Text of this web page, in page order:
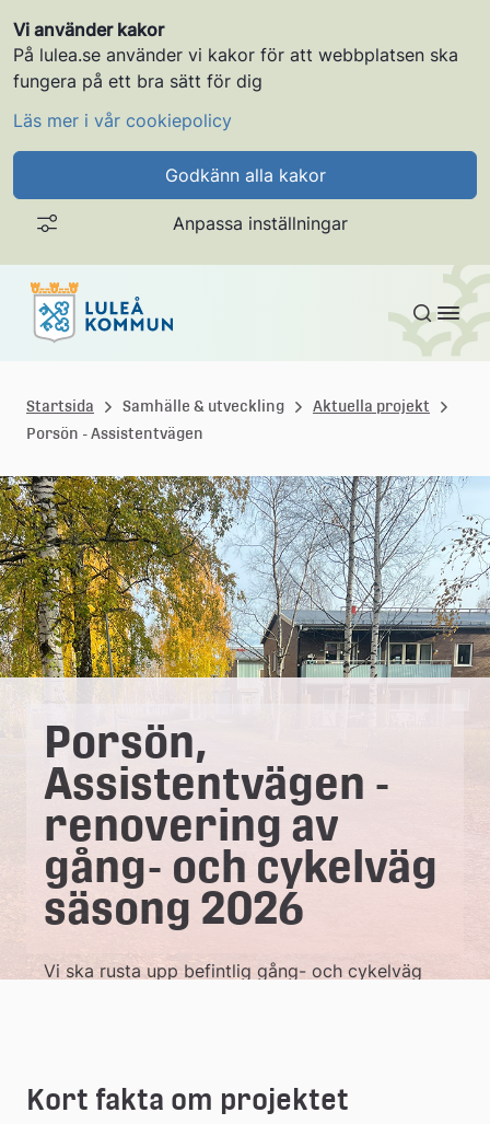
Vi använder kakor
På lulea.se använder vi kakor för att webbplatsen ska
fungera på ett bra sätt för dig
Läs mer i vår cookiepolicy
Godkänn alla kakor
Anpassa inställningar
Gå till innehållet
u
l
e
å
k
o
m
m
u
n
Startsida Samhälle & utveckling
Aktuella projekt
Porsön - Assistentvägen
Porsön,
Assistentvägen -
renovering av
gång- och cykelväg
säsong 2026
Vi ska rusta upp befintlig gång- och cykelväg
Kort fakta om projektet